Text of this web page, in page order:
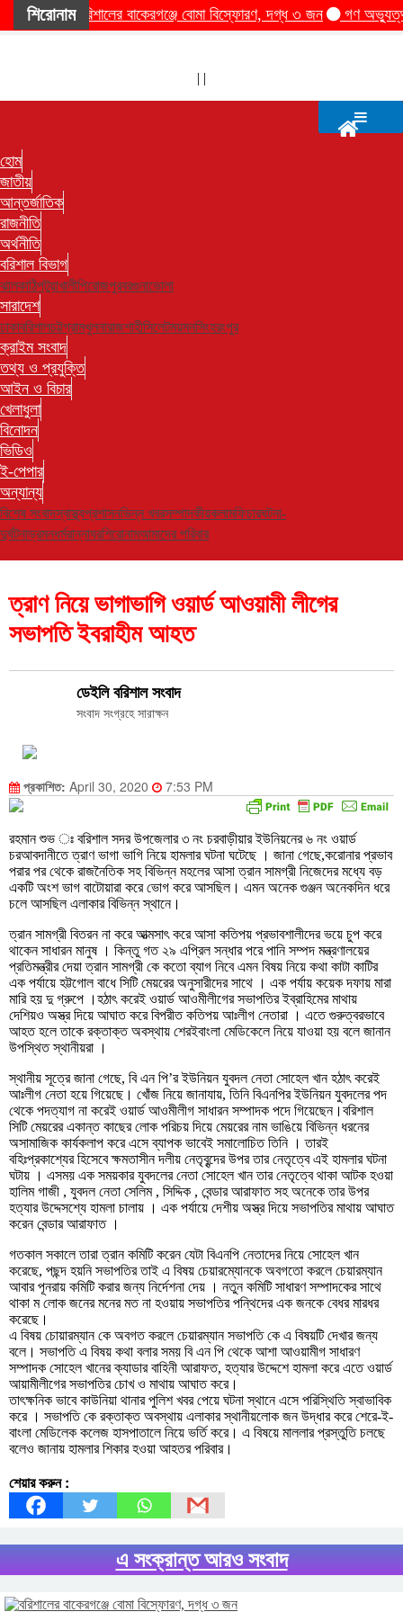
শিরোনামবরিশালের বাকেরগঞ্জে বোমা বিস্ফোরণ, দগ্ধ ৩ জন গণ
| |
হোম
জাতীয়
আন্তর্জাতিক
রাজনীতি
অর্থনীতি
বরিশাল বিভাগ
ঝালকাঠিপটুয়াখালীপিরোজপুরবরগুনাভোলা
সারাদেশ
ঢাকাবরিশালচট্টগ্রামখুলনারাজশাহীসিলেটময়মনসিংহরংপুর
ক্রাইম সংবাদ
তথ্য ও প্রযুক্তি
আইন ও বিচার
খেলাধুলা
বিনোদন
ভিডিও
ই-পেপার
অন্যান্য
বিশেষ সংবাদস্বাস্থ্যপ্রশাসনভিন্ন খবরসম্পাদকীয়কলামফিচারঘটনা-
দুর্ঘটনাভ্রমনধর্মরান্নাঘরশিরোনামআমাদের পরিবার
ত্রাণ নিয়ে ভাগাভাগি ওয়ার্ড আওয়ামী লীগের
সভাপতি ইবরাহীম আহত
ডেইলি বরিশাল সংবাদ
সংবাদ সংগ্রহে সারাক্ষন
প্রকাশিত: April 30, 2020 7:53 PM
রহমান শুভ ঃ বরিশাল সদর উপজেলার ৩ নং চরবাড়ীয়ার ইউনিয়নের ৬ নং ওয়ার্ড
চরআবদানীতে ত্রাণ ভাগা ভাগি নিয়ে হামলার ঘটনা ঘটেছে । জানা গেছে,করোনার প্রভাব
পরার পর থেকে রাজনৈতিক সহ বিভিন্ন মহলের আসা ত্রান সামগ্রী নিজেদের মধ্যে বড়
একটি অংশ ভাগ বাটোয়ারা করে ভোগ করে আসছিল। এমন অনেক গুঞ্জন অনেকদিন ধরে
চলে আসছিল এলাকার বিভিন্ন স্থানে।
ত্রান সামগ্রী বিতরন না করে আত্মসাৎ করে আসা কতিপয় প্রভাবশালীদের ভয়ে চুপ করে
থাকেন সাধারন মানুষ । কিন্তু গত ২৯ এপ্রিল সন্ধার পরে পানি সম্পদ মন্ত্রণালয়ের
প্রতিমন্ত্রীর দেয়া ত্রান সামগ্রী কে কতো ব্যাগ নিবে এমন বিষয় নিয়ে কথা কাটা কাটির
এক পর্যায়ে হট্টগোল বাধে সিটি মেয়রের অনুসারীদের সাথে । এক পর্যায় কয়েক দফায় মারা
মারি হয় দু গ্রুপে ।হঠাৎ করেই ওয়ার্ড আওমীলীগের সভাপতির ইব্রাহিমের মাথায়
দেশিয়ও অস্ত্র দিয়ে আঘাত করে বিপরীত কতিপয় আঃলীগ নেতারা । এতে গুরুত্বরভাবে
আহত হলে তাকে রক্তাক্ত অবস্থায় শেরইবাংলা মেডিকেলে নিয়ে যাওয়া হয় বলে জানান
উপস্থিত স্থানীয়রা ।
স্থানীয় সূত্রে জানা গেছে, বি এন পি’র ইউনিয়ন যুবদল নেতা সোহেল খান হঠাৎ করেই
আঃলীগ নেতা হয়ে গিয়েছে। খোঁজ নিয়ে জানাযায়, তিনি বিএনপির ইউনিয়ন যুবদলের পদ
থেকে পদত্যাগ না করেই ওয়ার্ড আওমীলীগ সাধারন সম্পাদক পদে গিয়েছেন।বরিশাল
সিটি মেয়রের একান্ত কাছের লোক পরিচয় দিয়ে মেয়রের নাম ভাঙিয়ে বিভিন্ন ধরনের
অসামাজিক কার্যকলাপ করে এসে ব্যাপক ভাবেই সমালোচিত তিনি । তারই
বহিঃপ্রকাশ্যের হিসেবে ক্ষমতাসীন দলীয় নেতৃবৃন্দের উপর তার নেতৃত্বে এই হামলার ঘটনা
ঘটায় । এসময় এক সময়কার যুবদলের নেতা সোহেল খান তার নেতৃত্বে থাকা আটক হওয়া
হালিম গাজী , যুবদল নেতা সেলিম , সিদ্দিক , বেন্ডার আরাফাত সহ অনেকে তার উপর
হত্যার উদ্দেসশ্যে হামলা চালায় । এক পর্যায়ে দেশীয় অস্ত্র দিয়ে সভাপতির মাথায় আঘাত
করেন বেন্ডার আরাফাত ।
গতকাল সকালে তারা ত্রান কমিটি করেন যেটা বিএনপি নেতাদের নিয়ে সোহেল খান
করেছে, পছন্দ হয়নি সভাপতির তাই এ বিষয় চেয়ারম্যোনকে অবগতো করলে চেয়ারম্যান
আবার পূনরায় কমিটি করার জন্য নির্দেশনা দেয় । নতুন কমিটি সাধারণ সম্পাদকের সাথে
থাকা ম লোক জনের মনের মত না হওয়ায় সভাপতির পন্থিদের এক জনকে বেধর মারধর
করেছে।
এ বিষয় চোয়ারম্যান কে অবগত করলে চেয়ারম্যান সভাপতি কে এ বিষয়টি দেখার জন্য
বলে। সভাপতি এ বিষয় কথা বলার সময় বি এন পি থেকে আশা আওয়ামীগ সাধারণ
সম্পাদক সোহেল খানের ক্যাডার বাহিনী আরাফত, হত্যার উদ্দেশে হামলা করে এতে ওয়ার্ড
আয়ামীলীগের সভাপতির চোখ ও মাথায় আঘাত করে।
তাৎক্ষনিক ভাবে কাউনিয়া থানার পুলিশ খবর পেয়ে ঘটনা স্থানে এসে পরিস্থিতি স্বাভাবিক
করে । সভাপতি কে রক্তাক্ত অবস্থায় এলাকার স্থানীয়লোক জন উদ্ধার করে শেরে-ই-
বাংলা মেডিলেক কলেজ হাসপাতালে নিয়ে ভর্তি করে। এ বিষয়ে মাললার প্রস্তুতি চলছে
বলেও জানায় হামলার শিকার হওয়া আহতর পরিবার।
শেয়ার করুন :
এ সংক্রান্ত আরও সংবাদ